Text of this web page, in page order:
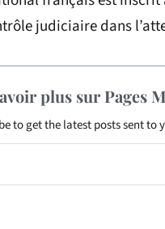
judiciaire dans
plus sur Pages
to get the latest posts sent to